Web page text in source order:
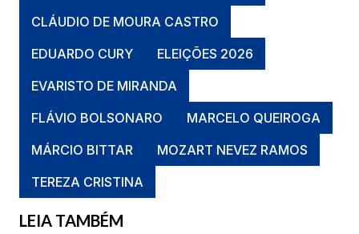
CLÁUDIO DE MOURA CASTRO
EDUARDO CURY
ELEIÇÕES 2026
EVARISTO DE MIRANDA
FLÁVIO BOLSONARO
MARCELO QUEIROGA
MÁRCIO BITTAR
MOZART NEVEZ RAMOS
TEREZA CRISTINA
LEIA TAMBÉM